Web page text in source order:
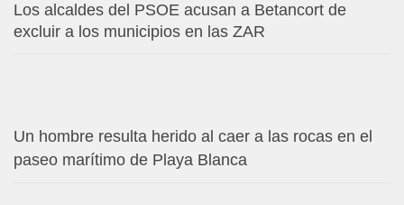
Los alcaldes del PSOE acusan a Betancort de
excluir a los municipios en las ZAR
Un hombre resulta herido al caer a las rocas en el
paseo marítimo de Playa Blanca